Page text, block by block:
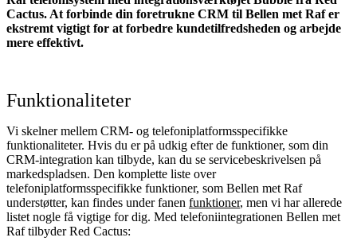
Cactus. At forbinde din foretrukne CRM til Bellen met Rafer
ekstremt vigtigt for at forbedre kundetilfredsheden og arbejde
mere effektivt.
Funktionaliteter
Vi skelner mellem CRM- og telefoniplatformsspecifikke
funktionaliteter. Hvis du er på udkig efter de funktioner, som din
CRM-integration kan tilbyde, kan du se servicebeskrivelsen på
markedspladsen. Den komplette liste over
telefoniplatformsspecifikke funktioner, som Bellen met Raf
understøtter, kan findes under fanen funktioner, men vi har allerede
listet nogle få vigtige for dig. Med telefoniintegrationen Bellen met
Raf tilbyder Red Cactus: